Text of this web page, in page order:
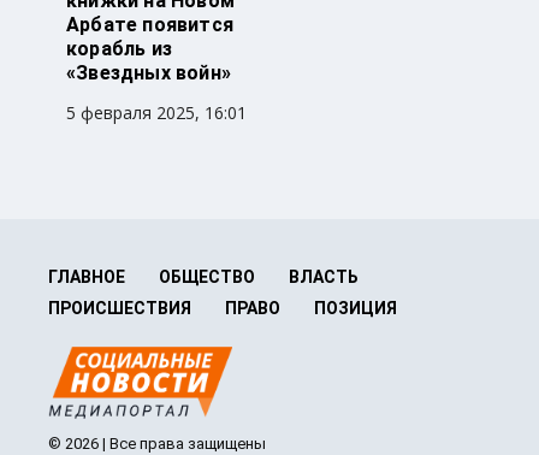
Арбате появится
корабль из
«Звездных войн»
5 февраля 2025, 16:01
ГЛАВНОЕ ОБЩЕСТВО
ВЛАСТЬ
ПРОИСШЕСТВИЯ
ПРАВО ПОЗИЦИЯ
© 2026 | Все права защищены